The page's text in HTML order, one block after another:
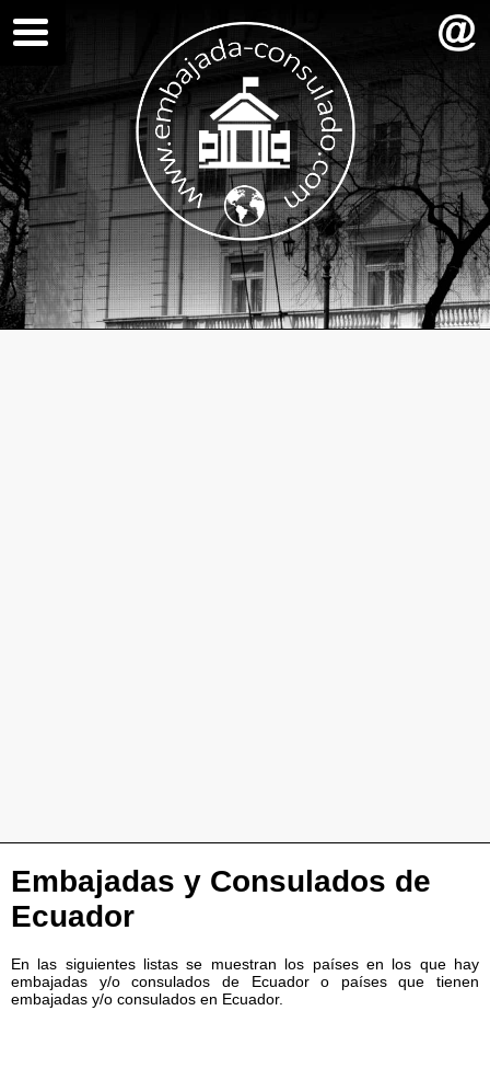
Embajadas y Consulados de
Ecuador
En las siguientes listas se muestran los países en los que hay
embajadas y/o consulados de Ecuador o países que tienen
embajadas y/o consulados en Ecuador.